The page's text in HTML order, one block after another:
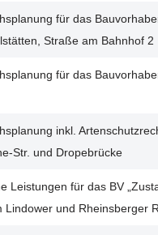
für das
Straße am Bahnhof 2
für das
inkl.
Str. und Dropebrücke
Leistungen für das BV
Lindower und Rheinsberger